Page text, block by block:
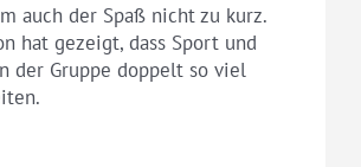
auch der Spaß nicht zu kurz.
hat gezeigt, dass Sport und
der Gruppe doppelt so viel